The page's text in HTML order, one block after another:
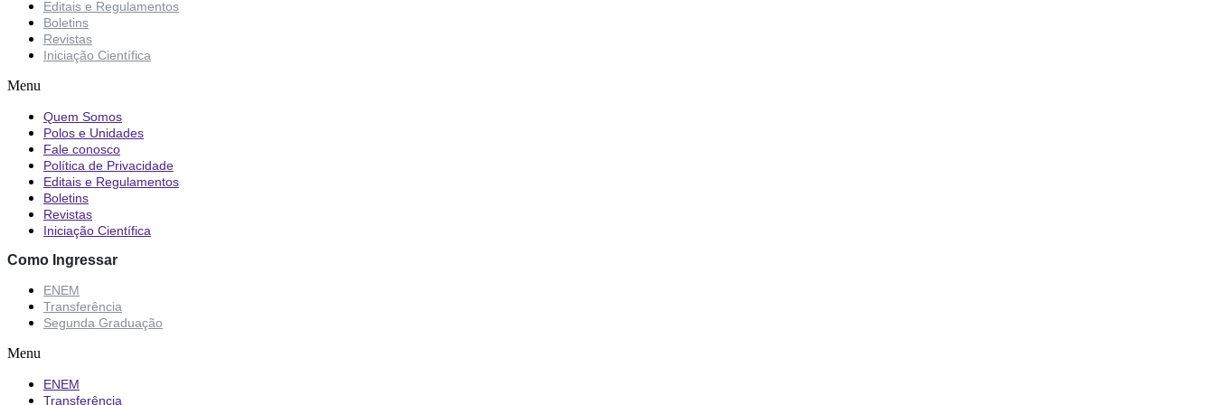
Editais e Regulamentos
Boletins
Revistas
Iniciação Científica
Menu
Quem Somos
Polos e Unidades
Fale conosco
Política de Privacidade
Editais e Regulamentos
Boletins
Revistas
Iniciação Científica
Como Ingressar
ENEM
Transferência
Segunda Graduação
Menu
ENEM
Transferência